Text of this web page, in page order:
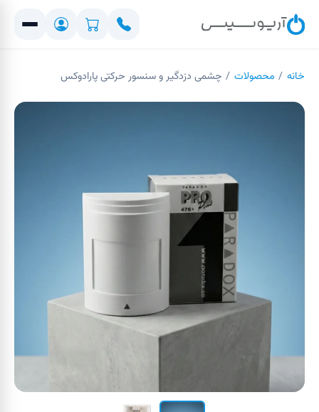
خانه / محصولات / چشمی دزدگیر و سنسور حرکتی پارادوکس